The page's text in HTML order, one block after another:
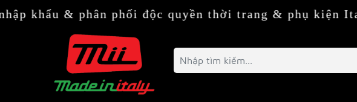
phối độc quyền thời trang & phụ kiện Italy (Ý) &